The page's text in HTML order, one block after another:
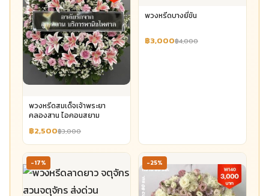
พวงหรีดสมเด็จเจ้าพระยา
คลองสาน ไอคอนสยาม
฿2,500฿3,000
พวงหรีดบางยี่ขัน
฿3,000฿4,000
-17% -25%